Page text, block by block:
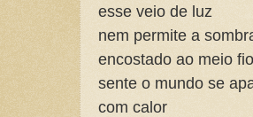
esse veio de luz
nem permite a
encostado ao meio fio
sente o mundo se
com calor